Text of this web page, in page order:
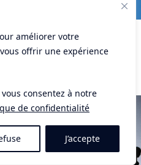
améliorer votre
offrir une expérience
consentez à notre
de confidentialité
J’accepte